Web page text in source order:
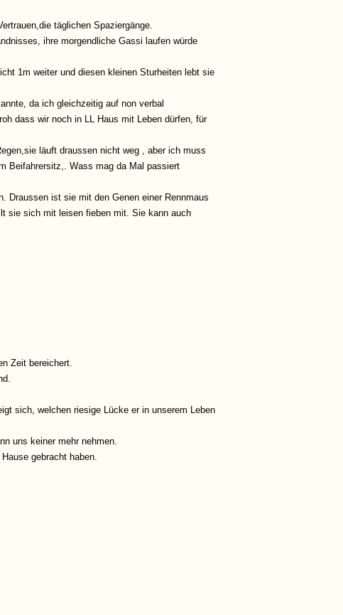
täglichen Spaziergänge.
ihre morgendliche Gassi laufen würde
1m weiter und diesen kleinen Sturheiten lebt sie
da ich gleichzeitig auf non verbal
dass wir noch in LL Haus mit Leben dürfen, für
läuft draussen nicht weg , aber ich muss
Beifahrersitz,. Wass mag da Mal passiert
Draussen ist sie mit den Genen einer Rennmaus
sie sich mit leisen fieben mit. Sie kann auch
Zeit bereichert.
sich, welchen riesige Lücke er in unserem Leben
uns keiner mehr nehmen.
gebracht haben.